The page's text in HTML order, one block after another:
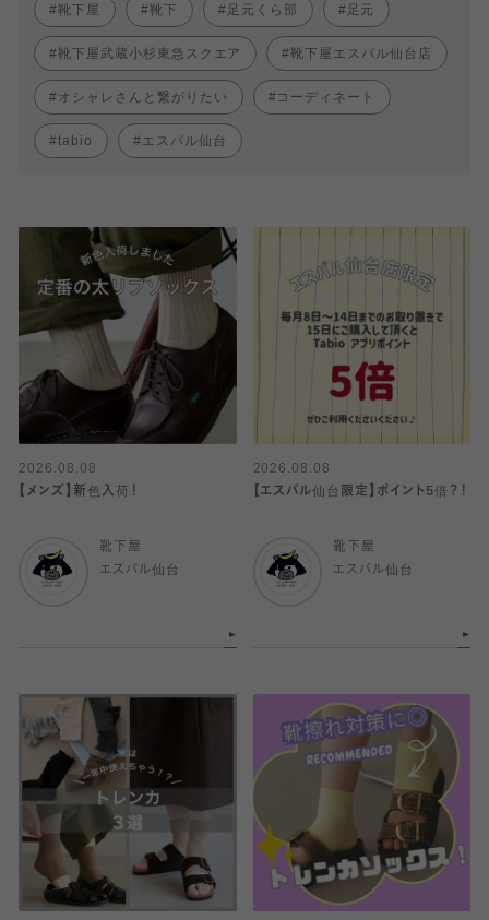
靴下屋 靴下 足元くら部 足元
靴下屋武蔵小杉東急スクエア 靴下屋エスパル仙台店
オシャレさんと繋がりたい コーディネート
tabio エスパル仙台
2026.08.08
【メンズ】新色入荷！
靴下屋
エスパル仙台
2026.08.08
【エスパル仙台限定】ポイント5倍？！
靴下屋
エスパル仙台